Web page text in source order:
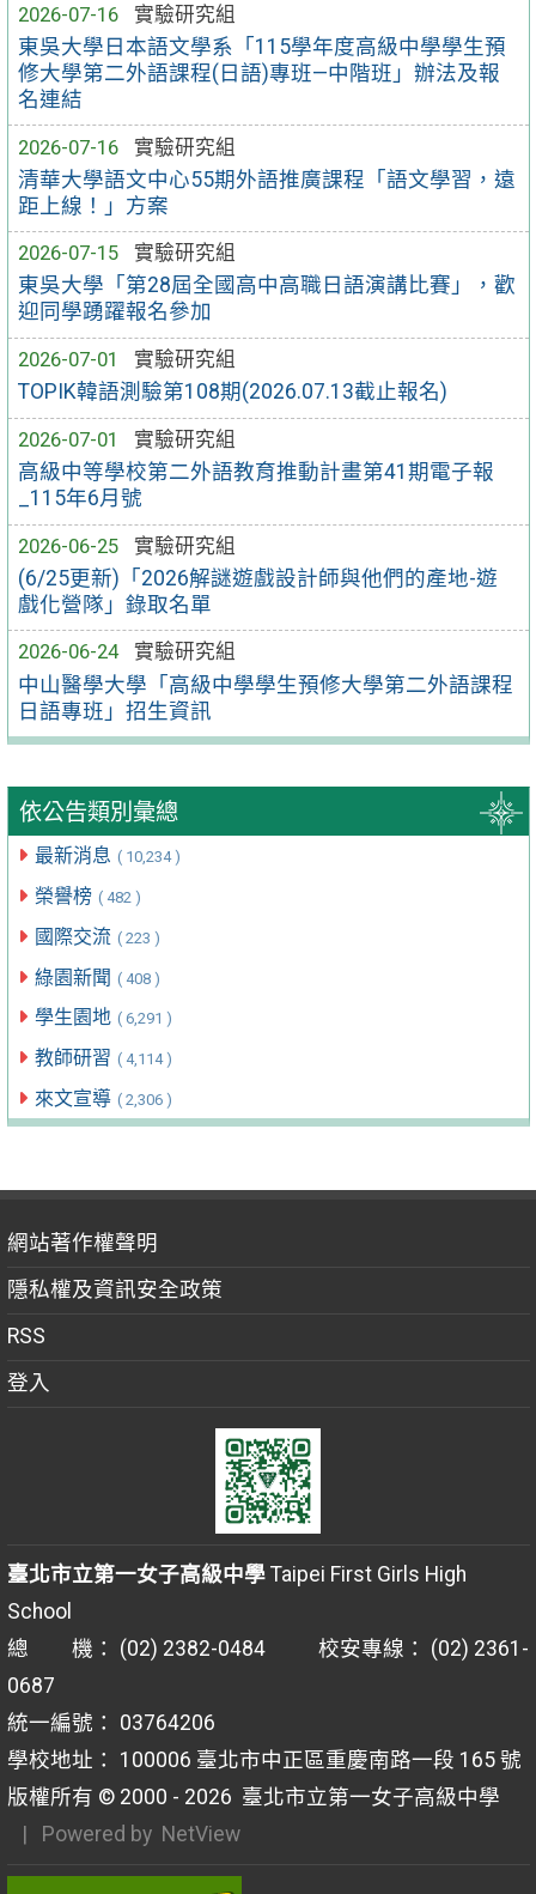
2026-07-16
實驗研究組
東吳大學日本語文學系「115學年度高級中學學生預
修大學第二外語課程(日語)專班—中階班」辦法及報
名連結
2026-07-16
實驗研究組
清華大學語文中心55期外語推廣課程「語文學習，遠
距上線！」方案
2026-07-15
實驗研究組
東吳大學「第28屆全國高中高職日語演講比賽」，歡
迎同學踴躍報名參加
2026-07-01
實驗研究組
TOPIK韓語測驗第108期(2026.07.13截止報名)
2026-07-01
實驗研究組
高級中等學校第二外語教育推動計畫第41期電子報
_115年6月號
2026-06-25
實驗研究組
(6/25更新)「2026解謎遊戲設計師與他們的產地-遊
戲化營隊」錄取名單
2026-06-24
實驗研究組
中山醫學大學「高級中學學生預修大學第二外語課程
日語專班」招生資訊
依公告類別彙總
最新消息 ( 10,234 )
榮譽榜 ( 482 )
國際交流 ( 223 )
綠園新聞 ( 408 )
學生園地 ( 6,291 )
教師研習 ( 4,114 )
來文宣導 ( 2,306 )
網站著作權聲明
隱私權及資訊安全政策
RSS
登入
臺北市立第一女子高級中學Taipei First Girls High
School
總 機： (02) 2382-0484 校安專線： (02) 2361-
0687
統一編號： 03764206
學校地址： 100006 臺北市中正區重慶南路一段 165 號
版權所有 © 2000 - 2026 臺北市立第一女子高級中學
| Powered by NetView